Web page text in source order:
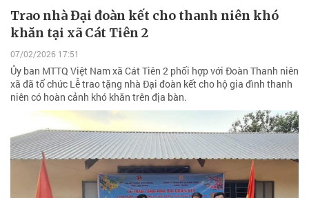
Trao nhà Đại đoàn kết cho thanh niên khó
khăn tại xã Cát Tiên 2
07/02/2026 17:51
Ủy ban MTTQ Việt Nam xã Cát Tiên 2 phối hợp với Đoàn Thanh niên
xã đã tổ chức Lễ trao tặng nhà Đại đoàn kết cho hộ gia đình thanh
niên có hoàn cảnh khó khăn trên địa bàn.